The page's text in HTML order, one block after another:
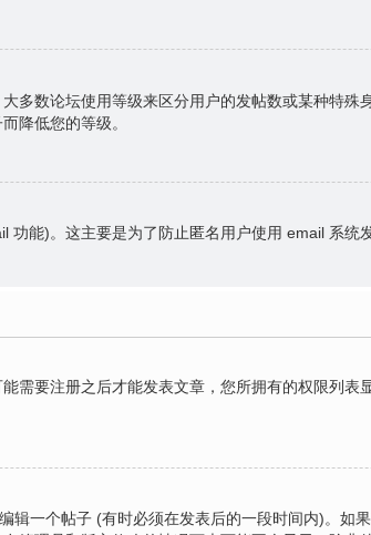
多数论坛使用等级来区分用户的发帖数或某种特
降低您的等级。
能)。这主要是为了防止匿名用户使用 email 系统
需要注册之后才能发表文章，您所拥有的权限列
辑一个帖子 (有时必须在发表后的一段时间内)。